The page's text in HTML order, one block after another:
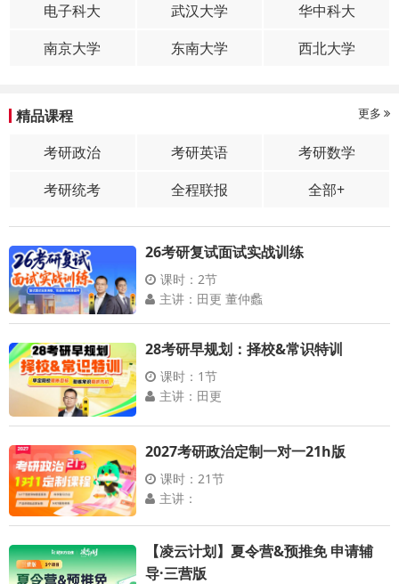
电子科大
武汉大学
华中科大
南京大学
东南大学 西北大学
精品课程 更多
考研政治 考研英语
考研数学
考研统考
全程联报 全部+
26考研复试面试实战训练
课时：2节
主讲：田更 董仲蠡
28考研早规划：择校&常识特训
课时：1节
主讲：田更
2027考研政治定制一对一21h版
课时：21节
主讲：
【凌云计划】夏令营&预推免 申请辅
导·三营版